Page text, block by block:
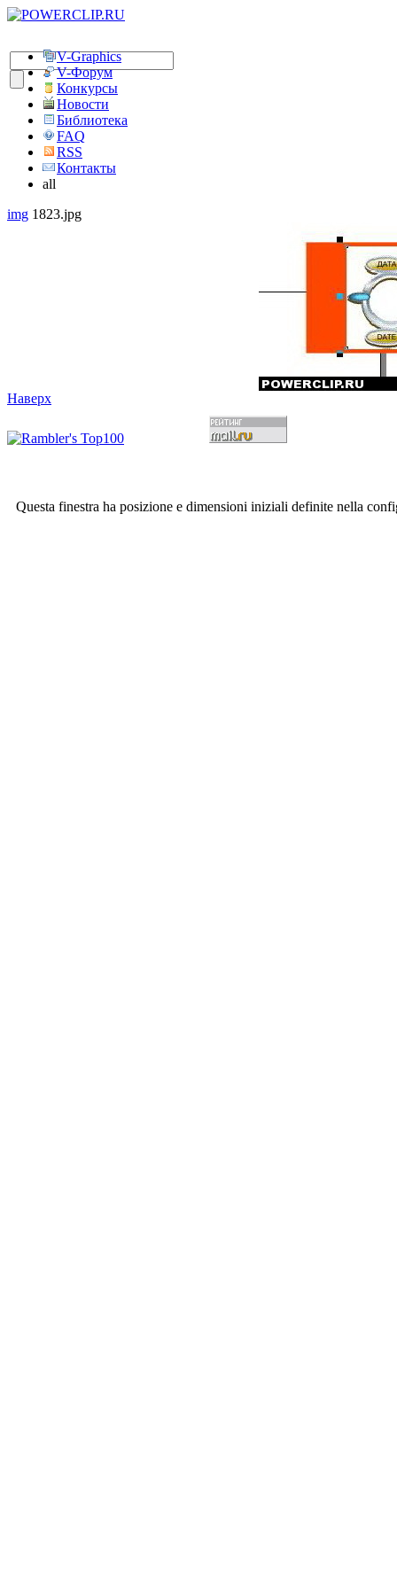
V-Graphics
V-Форум
Конкурсы
Новости
Библиотека
FAQ
RSS
Контакты
all
img 1823.jpg
Наверх
Questa finestra ha posizione e dimensioni iniziali definite nella